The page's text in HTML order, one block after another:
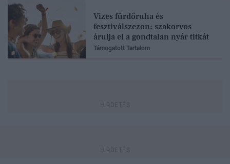
Vizes fürdőruha és
fesztiválszezon: szakorvos
árulja el a gondtalan nyár titkát
Támogatott Tartalom